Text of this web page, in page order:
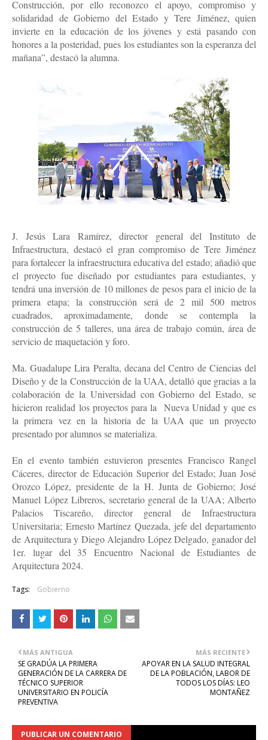
Construcción, por ello reconozco el apoyo, compromiso y
solidaridad de Gobierno del Estado y Tere Jiménez, quien
invierte en la educación de los jóvenes y está pasando con
honores a la posteridad, pues los estudiantes son la esperanza del
mañana”, destacó la alumna.
J. Jesús Lara Ramírez, director general del Instituto de
Infraestructura, destacó el gran compromiso de Tere Jiménez
para fortalecer la infraestructura educativa del estado; añadió que
el proyecto fue diseñado por estudiantes para estudiantes, y
tendrá una inversión de 10 millones de pesos para el inicio de la
primera etapa; la construcción será de 2 mil 500 metros
cuadrados, aproximadamente, donde se contempla la
construcción de 5 talleres, una área de trabajo común, área de
servicio de maquetación y foro.
Ma. Guadalupe Lira Peralta, decana del Centro de Ciencias del
Diseño y de la Construcción de la UAA, detalló que gracias a la
colaboración de la Universidad con Gobierno del Estado, se
hicieron realidad los proyectos para la  Nueva Unidad y que es
la primera vez en la historia de la UAA que un proyecto
presentado por alumnos se materializa.
En el evento también estuvieron presentes Francisco Rangel
Cáceres, director de Educación Superior del Estado; Juan José
Orozco López, presidente de la H. Junta de Gobierno; José
Manuel López Libreros, secretario general de la UAA; Alberto
Palacios Tiscareño, director general de Infraestructura
Universitaria; Ernesto Martínez Quezada, jefe del departamento
de Arquitectura y Diego Alejandro López Delgado, ganador del
1er. lugar del 35 Encuentro Nacional de Estudiantes de
Arquitectura 2024.
Tags: Gobierno
MÁS RECIENTE
APOYAR EN LA SALUD INTEGRAL
DE LA POBLACIÓN, LABOR DE
TODOS LOS DÍAS: LEO
MONTAÑEZ
MÁS ANTIGUA
SE GRADÚA LA PRIMERA
GENERACIÓN DE LA CARRERA DE
TÉCNICO SUPERIOR
UNIVERSITARIO EN POLICÍA
PREVENTIVA
PUBLICAR UN COMENTARIO